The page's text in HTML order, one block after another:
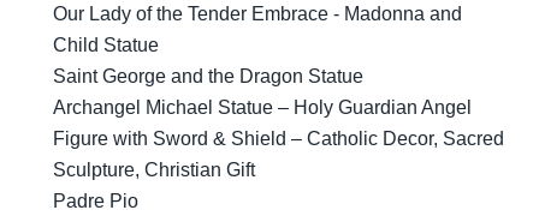
Our Lady of the Tender Embrace - Madonna and
Child Statue
Saint George and the Dragon Statue
Archangel Michael Statue – Holy Guardian Angel
Figure with Sword & Shield – Catholic Decor, Sacred
Sculpture, Christian Gift
Padre Pio